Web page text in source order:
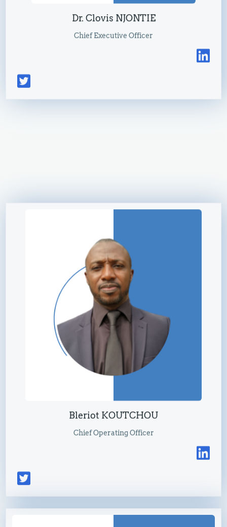
Dr. Clovis NJONTIE
Bleriot KOUTCHOU
Chief Operating Officer